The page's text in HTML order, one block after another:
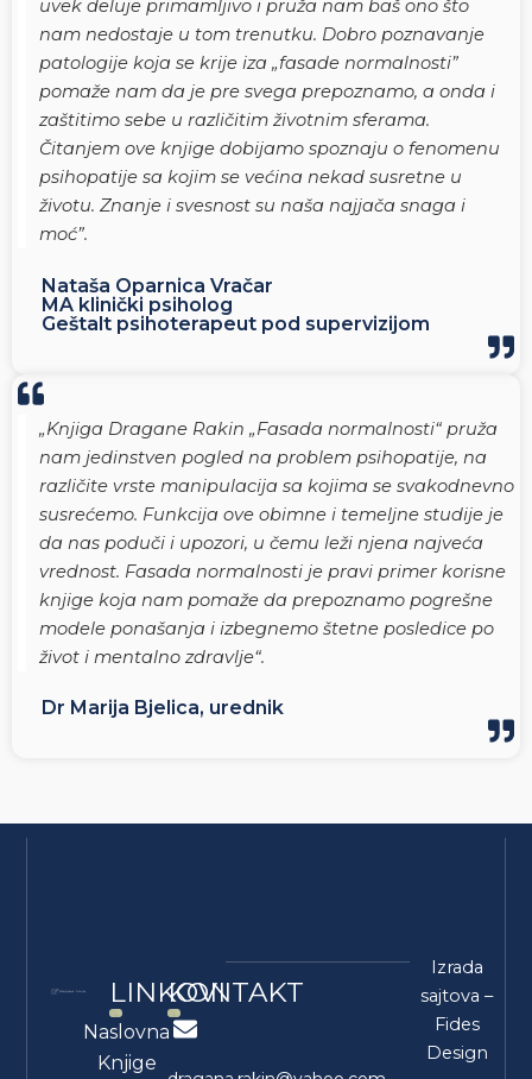
uvek deluje primamljivo i pruža nam baš ono što
nam nedostaje u tom trenutku. Dobro poznavanje
patologije koja se krije iza „fasade normalnosti”
pomaže nam da je pre svega prepoznamo, a onda i
zaštitimo sebe u različitim životnim sferama.
Čitanjem ove knjige dobijamo spoznaju o fenomenu
psihopatije sa kojim se većina nekad susretne u
životu. Znanje i svesnost su naša najjača snaga i
moć”.
Nataša Oparnica Vračar
MA klinički psiholog
Geštalt psihoterapeut pod supervizijom
„Knjiga Dragane Rakin „Fasada normalnosti“ pruža
nam jedinstven pogled na problem psihopatije, na
različite vrste manipulacija sa kojima se svakodnevno
susrećemo. Funkcija ove obimne i temeljne studije je
da nas poduči i upozori, u čemu leži njena najveća
vrednost. Fasada normalnosti je pravi primer korisne
knjige koja nam pomaže da prepoznamo pogrešne
modele ponašanja i izbegnemo štetne posledice po
život i mentalno zdravlje“.
Dr Marija Bjelica, urednik
LINKOVI
Naslovna
Knjige
KONTAKT
Izrada
sajtova –
Fides
Design